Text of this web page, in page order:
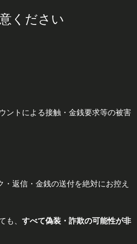
ください
ントによる接触・金銭要求等の被害
返信・金銭の送付を絶対にお控え
も、 すべて偽装・詐欺の可能性が非